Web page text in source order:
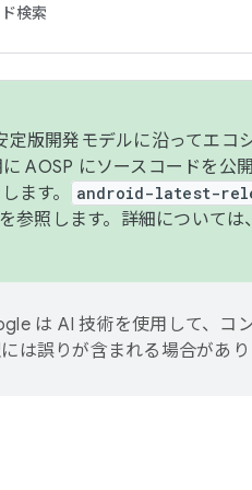
検索
版開発モデルに沿ってエコ
AOSP にソースコードを公
ます。 android-latest-
参照します。詳細については、
は AI 技術を使用して、コ
は誤りが含まれる場合があり